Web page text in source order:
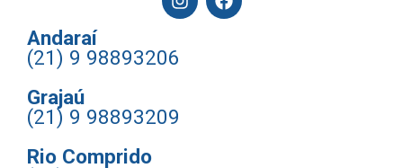
Andaraí
(21) 9 98893206
Grajaú
(21) 9 98893209
Rio Comprido